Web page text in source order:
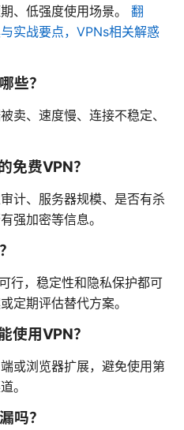
、低强度使用场景。 翻
实战要点，VPNs相关解惑
些？
卖、速度慢、连接不稳定、
免费VPN？
计、服务器规模、是否有杀
强加密等信息。
行，稳定性和隐私保护都可
定期评估替代方案。
使用VPN？
或浏览器扩展，避免使用第
。
吗？